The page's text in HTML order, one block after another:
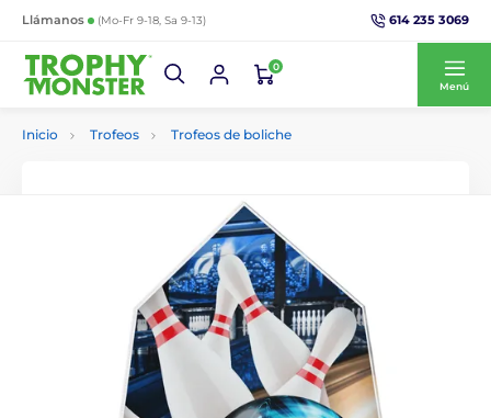
Llámanos (Mo-Fr 9-18, Sa 9-13) 614 235 3069
0
Menú
Inicio Trofeos Trofeos de boliche